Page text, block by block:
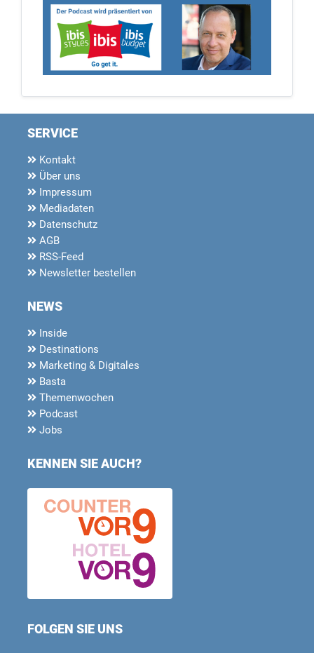
SERVICE
Kontakt
Über uns
Impressum
Mediadaten
Datenschutz
AGB
RSS-Feed
Newsletter bestellen
NEWS
Inside
Destinations
Marketing & Digitales
Basta
Themenwochen
Podcast
Jobs
KENNEN SIE AUCH?
FOLGEN SIE UNS